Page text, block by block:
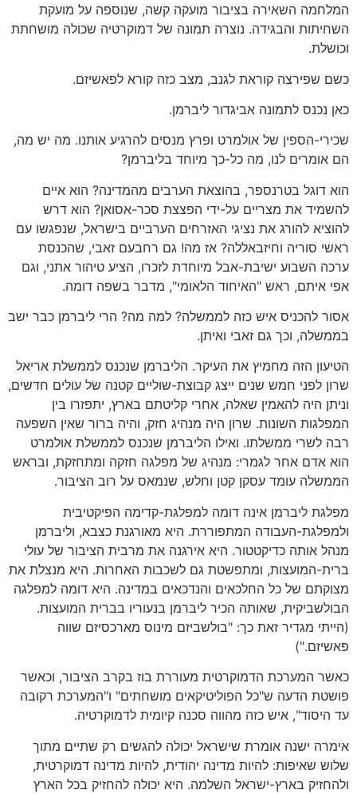
המלחמה השאירה בציבור מועקה קשה, שנוספה על מועקת
השחיתות והבגידה. נוצרה תמונה של דמוקרטיה שכולה מושחתת
וכושלת.
כשם שפירצה קוראת לגנב, מצב כזה קורא לפאשיזם.
כאן נכנס לתמונה אביגדור ליברמן.
שכירי-הספין של אולמרט ופרץ מנסים להרגיע אותנו. מה יש מה,
הם אומרים לנו, מה כל-כך מיוחד בליברמן?
הוא דוגל בטרנספר, בהוצאת הערבים מהמדינה? הוא איים
להשמיד את מצריים על-ידי הפצצת סכר-אסואן? הוא דרש
להוציא להורג את נציגי האזרחים הערביים בישראל, שנפגשו עם
ראשי סוריה וחיזבאללה? אז מה! גם רחבעם זאבי, שהכנסת
ערכה השבוע ישיבת-אבל מיוחדת לזכרו, הציע טיהור אתני, וגם
אפי איתם, ראש "האיחוד הלאומי", מדבר בשפה דומה.
אסור להכניס איש כזה לממשלה? למה מה? הרי ליברמן כבר ישב
בממשלה, וכך גם זאבי ואיתן.
הטיעון הזה מחמיץ את העיקר. הליברמן שנכנס לממשלת אריאל
שרון לפני חמש שנים ייצג קבוצת-שוליים קטנה של עולים חדשים,
וניתן היה להאמין שאלה, אחרי קליטתם בארץ, יתפזרו בין
המפלגות השונות. שרון היה מנהיג חזק, והיה ברור שאין השפעה
רבה לשרי ממשלתו. ואילו הליברמן שנכנס לממשלת אולמרט
הוא אדם אחר לגמרי: מנהיג של מפלגה חזקה ומתחזקת, ובראש
הממשלה עומד עסקן קטן וחלש, שנמאס על רוב הציבור.
מפלגת ליברמן אינה דומה למפלגת-קדימה הפיקטיבית
ולמפלגת-העבודה המתפוררת. היא מאורגנת כצבא, וליברמן
מנהל אותה כדיקטטור. היא אירגנה את מרבית הציבור של עולי
ברית-המועצות, ומתפשטת גם לשכבות האחרות. היא מנצלת את
מצוקתם של כל החלכאים והנדכאים במדינה. היא דומה למפלגה
הבולשביקית, שאותה הכיר ליברמן בנעוריו בברית המועצות.
(הייתי מגדיר זאת כך: "בולשביזם מינוס מארכסיזם שווה
פאשיזם.")
כאשר המערכת הדמוקרטית מעוררת בוז בקרב הציבור, וכאשר
פושטת הדעה ש"כל הפוליטיקאים מושחתים" ו"המערכת רקובה
עד היסוד", איש כזה מהווה סכנה קיומית לדמוקרטיה.
אימרה ישנה אומרת שישראל יכולה להגשים רק שתיים מתוך
שלוש שאיפות: להיות מדינה יהודית, להיות מדינה דמוקרטית,
ולהחזיק בארץ-ישראל השלמה. היא יכולה להחזיק בכל הארץ